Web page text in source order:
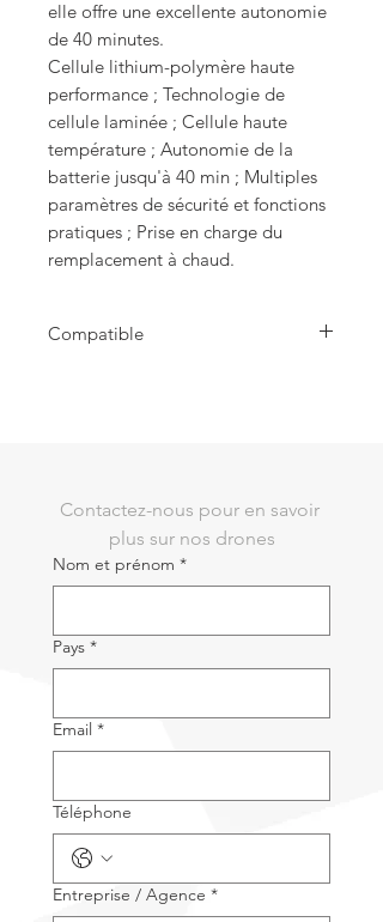
elle offre une excellente autonomie
de 40 minutes.
Cellule lithium-polymère haute
performance ; Technologie de
cellule laminée ; Cellule haute
température ; Autonomie de la
batterie jusqu'à 40 min ; Multiples
paramètres de sécurité et fonctions
pratiques ; Prise en charge du
remplacement à chaud.
Compatible
Contactez-nous pour en savoir
plus sur nos drones
Nom et prénom *
Pays *
Email *
Téléphone
Entreprise / Agence *